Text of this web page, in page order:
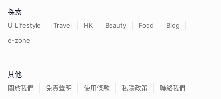
探索
U Lifestyle Travel HK Beauty Food
Blog
e-zone
其他
關於我們 免責聲明 使用條款 私隱政策 聯絡我們